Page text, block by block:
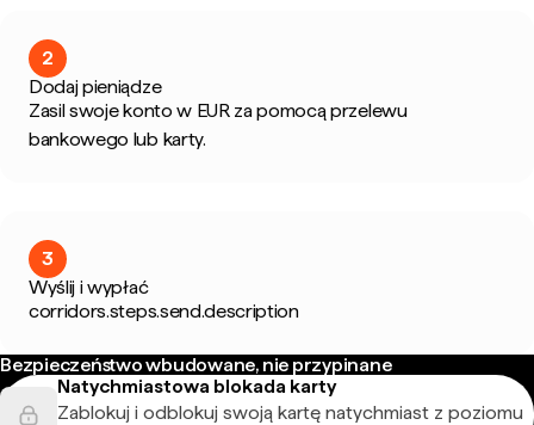
2
Dodaj pieniądze
Zasil swoje konto w EUR za pomocą przelewu
bankowego lub karty.
3
Wyślij i wypłać
corridors.steps.send.description
Bezpieczeństwo wbudowane, nie przypinane
Natychmiastowa blokada karty
Zablokuj i odblokuj swoją kartę natychmiast z poziomu